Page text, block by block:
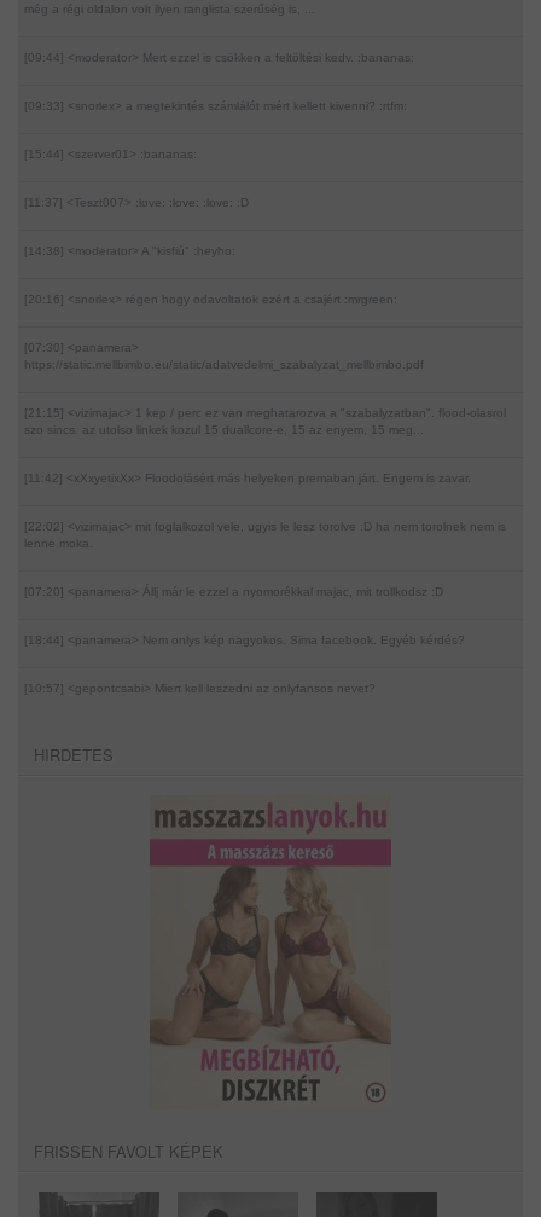
még a régi oldalon volt ilyen ranglista szerűség is, ...
[09:44] <moderator> Mert ezzel is csökken a feltöltési kedv. :bananas:
[09:33] <snorlex> a megtekintés számlálót miért kellett kivenni? :rtfm:
[15:44] <szerver01> :bananas:
[11:37] <Teszt007> :love: :love: :love: :D
[14:38] <moderator> A "kisfiú" :heyho:
[20:16] <snorlex> régen hogy odavoltatok ezért a csajért :mrgreen:
[07:30] <panamera>
https://static.mellbimbo.eu/static/adatvedelmi_szabalyzat_mellbimbo.pdf
[21:15] <vizimajac> 1 kep / perc ez van meghatarozva a "szabalyzatban". flood-olasrol
szo sincs. az utolso linkek kozul 15 duallcore-e, 15 az enyem, 15 meg...
[11:42] <xXxyetixXx> Floodolásért más helyeken premaban járt. Engem is zavar.
[22:02] <vizimajac>
mit foglalkozol vele, ugyis le lesz torolve :D ha nem torolnek nem is
lenne moka.
[07:20] <panamera> Állj már le ezzel a nyomorékkal majac, mit trollkodsz :D
[18:44] <panamera> Nem onlys kép nagyokos. Sima facebook. Egyéb kérdés?
[10:57] <gepontcsabi> Miert kell leszedni az onlyfansos nevet?
HIRDETES
FRISSEN FAVOLT KÉPEK